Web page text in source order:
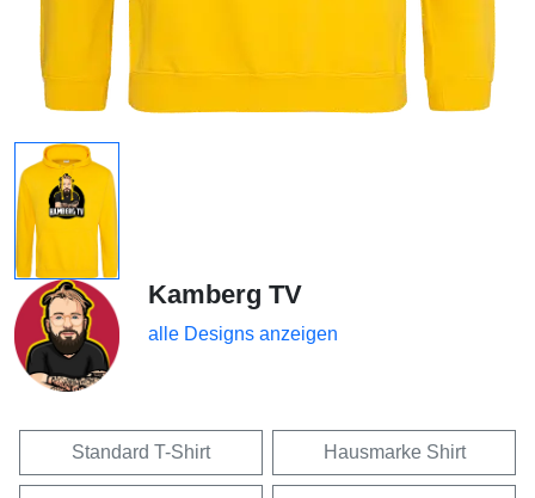
Kamberg TV
alle Designs anzeigen
Standard T-Shirt Hausmarke Shirt